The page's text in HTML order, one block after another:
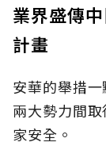
業界盛傳
計畫
安華的舉措
兩大勢力間
家安全。